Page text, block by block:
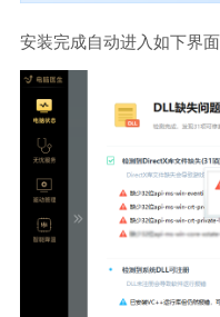
安装完成自动进入如下界面